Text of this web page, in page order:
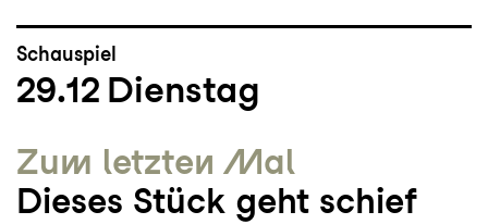
Schauspiel
29.12 Dienstag
Zum letzten Mal
Dieses Stück geht schief